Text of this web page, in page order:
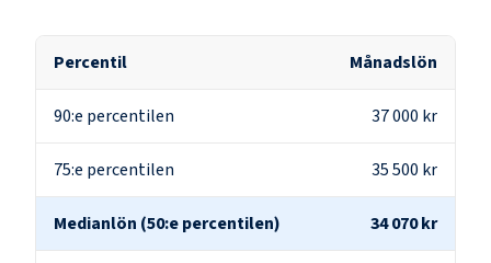
Percentil Månadslön
90:e percentilen 37 000 kr
75:e percentilen 35 500 kr
Medianlön (50:e percentilen) 34 070 kr